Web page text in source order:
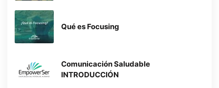
Qué es Focusing
Comunicación Saludable
INTRODUCCIÓN